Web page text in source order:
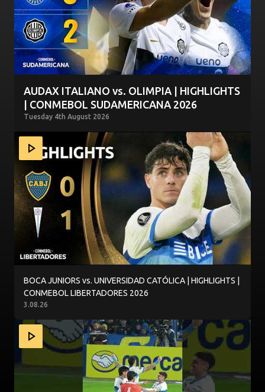
Tuesday 4th August 2026
AUDAX ITALIANO vs. OLIMPIA | HIGHLIGHTS
| CONMEBOL SUDAMERICANA 2026
BOCA JUNIORS vs. UNIVERSIDAD CATÓLICA |
3.08.26
BOCA JUNIORS vs. UNIVERSIDAD CATÓLICA | HIGHLIGHTS |
CONMEBOL LIBERTADORES 2026
🗣️ CRUZADOS: ¿QUÉ LE DIRÍAN A ZAMPEDRI?